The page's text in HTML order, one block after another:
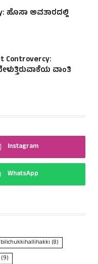
ಹೊಸಾ ಅವತಾರದಲ್ಲಿ
Controvercy:
ವಾಂತಿ
Instagram
WhatsApp
(8)
(9)